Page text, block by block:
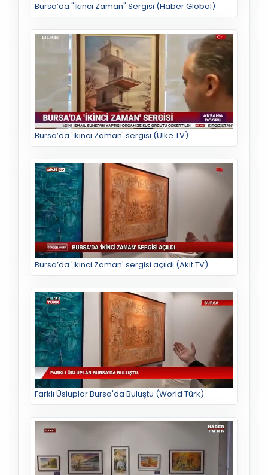
Bursa’da "İkinci Zaman" Sergisi (Haber Global)
Bursa’da 'İkinci Zaman' sergisi (Ülke TV)
Bursa’da 'İkinci Zaman' sergisi açıldı (Akit TV)
Farklı Üsluplar Bursa'da Buluştu (World Türk)